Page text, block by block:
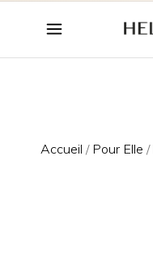
Accueil / Pour Elle /